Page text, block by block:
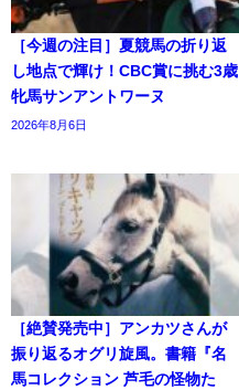
［今週の注目］夏競馬の折り返
し地点で輝け！CBC賞に挑む3歳
牝馬サンアントワーヌ
2026年8月6日
［絶賛発売中］アンカツさんが
振り返るオグリ旋風。書籍『名
馬コレクション 芦毛の怪物た